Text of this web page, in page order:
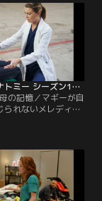
戻した老婦人は「今
ょうだい」とマギー
なくして彼女の容態
篤状態に陥ってしま
クを与えて蘇生を試
グレイズ・アナトミー シーズン11 第04話／字幕
の記憶／マギーが自
られないメレディス
ギーを身ごもった
そうとしていた。
口論になった彼女
にそっくりだ」と彼
ックを受ける。一
間関係に悩んでいた